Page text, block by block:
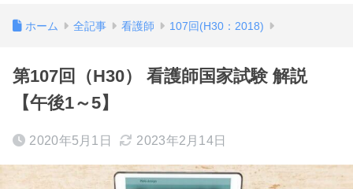
ホーム 全記事 看護師 107回(H30：2018)
第107回（H30） 看護師国家試験 解説
【午後1～5】
2020年5月1日 2023年2月14日